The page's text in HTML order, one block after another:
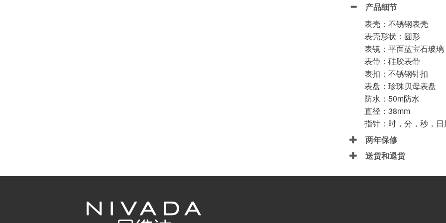
产品细节
表壳：不锈钢表壳
表壳形状：圆形
表镜：平面蓝宝石玻璃
表带：硅胶表带
表扣：不锈钢针扣
表盘：珍珠贝母表盘
防水：50m防水
直径：38mm
指针：时，分，秒，日
两年保修
送货和退货